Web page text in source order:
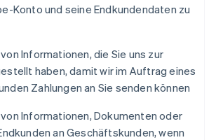
Konto und seine Endkundendaten zu
Informationen, die Sie uns zur
haben, damit wir im Auftrag eines
Zahlungen an Sie senden können
Informationen, Dokumenten oder
an Geschäftskunden, wenn